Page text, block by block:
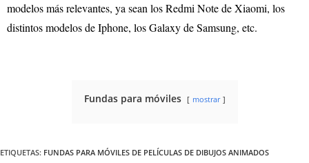
modelos más relevantes, ya sean los Redmi Note de Xiaomi, los
distintos modelos de Iphone, los Galaxy de Samsung, etc.
Fundas para móviles mostrar
ETIQUETAS: FUNDAS PARA MÓVILES DE PELÍCULAS DE DIBUJOS ANIMADOS